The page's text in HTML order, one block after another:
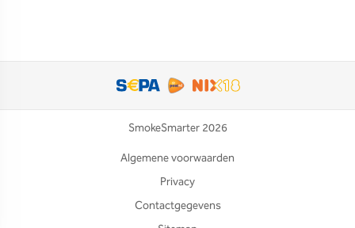
SmokeSmarter 2026
Algemene voorwaarden
Privacy
Contactgegevens